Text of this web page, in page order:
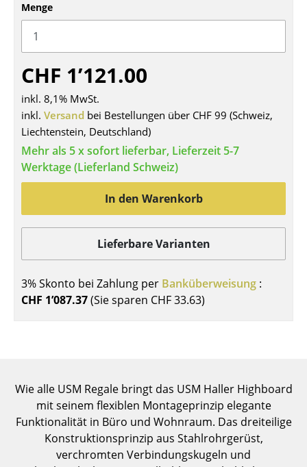
Sekretäre & PC-Tische
Konferenztische
Kindertische
Gartentische
Servierwagen
Einzelteile
Regale & Schränke
Bücherregale
Beistell- & Rollcontainer
Barmöbel
Garderoben
Menge
CHF 1’121.00
inkl. 8,1% MwSt.
inkl. Versand bei Bestellungen über CHF 99 (Schweiz,
Liechtenstein, Deutschland)
Mehr als 5 x sofort lieferbar, Lieferzeit 5-7
Werktage (Lieferland Schweiz)
In den Warenkorb
Lieferbare Varianten
3% Skonto bei Zahlung per Banküberweisung :
CHF 1’087.37(Sie sparen CHF 33.63)
Wie alle USM Regale bringt das USM Haller Highboard
mit seinem flexiblen Montageprinzip elegante
Funktionalität in Büro und Wohnraum. Das dreiteilige
Konstruktionsprinzip aus Stahlrohrgerüst,
verchromten Verbindungskugeln und